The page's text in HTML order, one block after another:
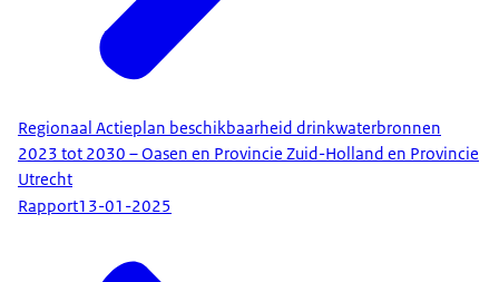
Regionaal Actieplan beschikbaarheid drinkwaterbronnen
2023 tot 2030 – Oasen en Provincie Zuid-Holland en Provincie
Utrecht
Rapport13-01-2025